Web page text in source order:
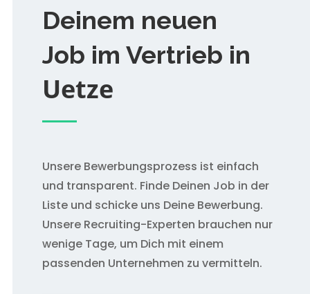
Deinem neuen
Job im Vertrieb in
Uetze
Unsere Bewerbungsprozess ist einfach
und transparent. Finde Deinen Job in der
Liste und schicke uns Deine Bewerbung.
Unsere Recruiting-Experten brauchen nur
wenige Tage, um Dich mit einem
passenden Unternehmen zu vermitteln.